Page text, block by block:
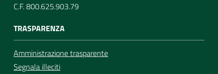
C.F. 800.625.903.79
TRASPARENZA
Amministrazione trasparente
Segnala illeciti